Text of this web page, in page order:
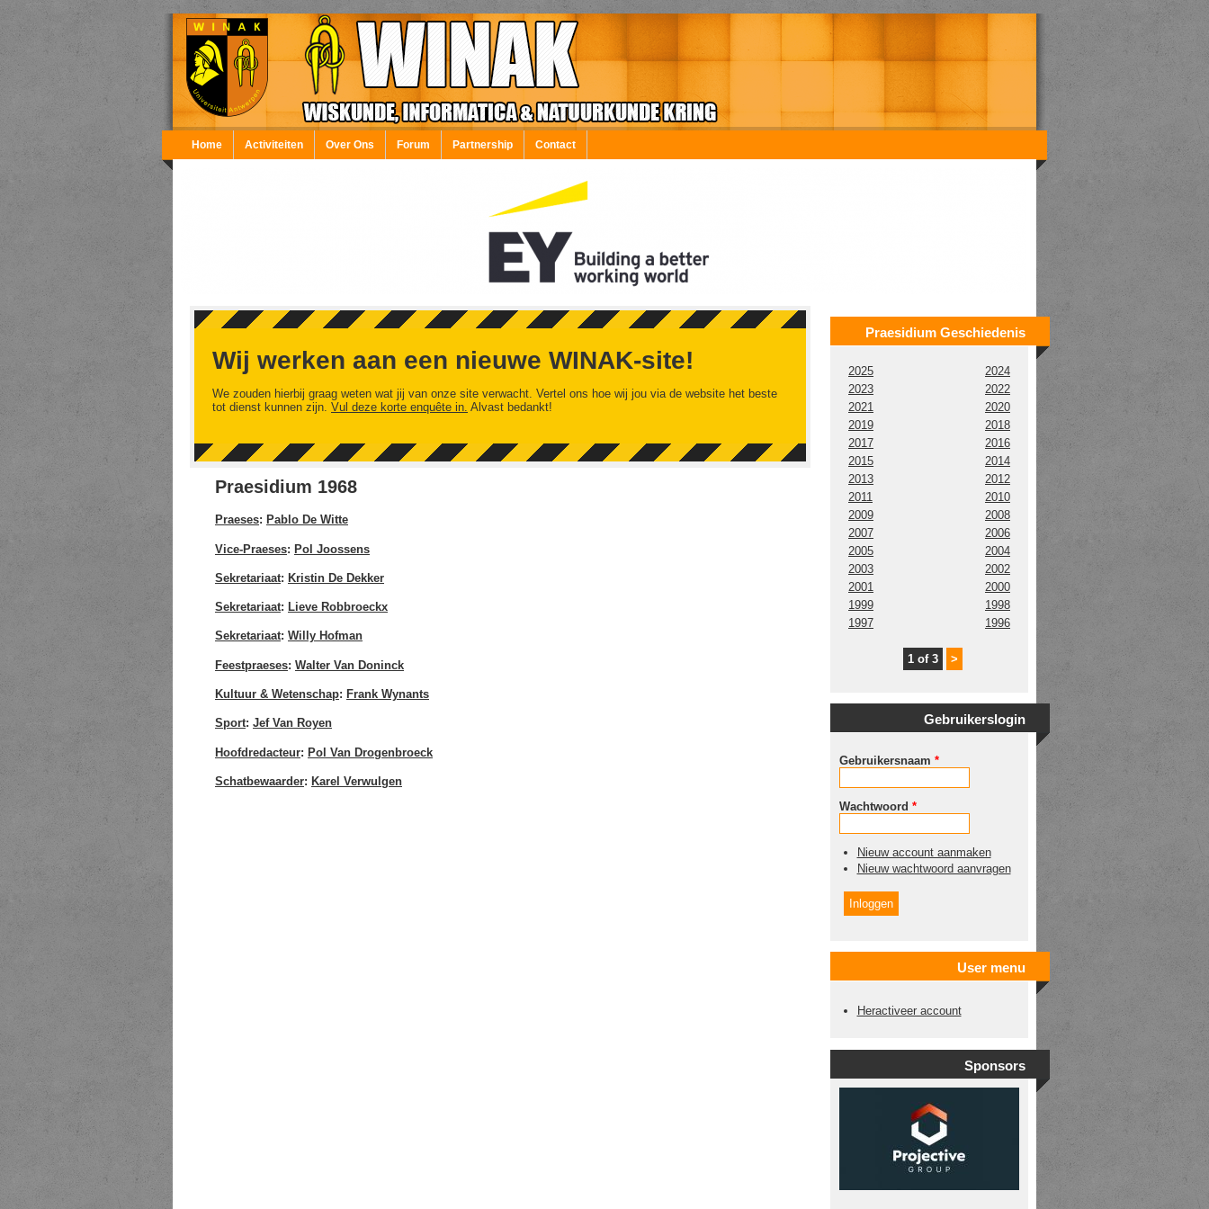
Overslaan en naar de inhoud gaan
Home Activiteiten Over Ons Forum Partnership Contact
Wij werken aan een nieuwe WINAK-site!
We zouden hierbij graag weten wat jij van onze site verwacht. Vertel ons hoe wij jou via de website het beste
tot dienst kunnen zijn. Vul deze korte enquête in. Alvast bedankt!
Praesidium 1968
Praeses: Pablo De Witte
Vice-Praeses: Pol Joossens
Sekretariaat: Kristin De Dekker
Sekretariaat: Lieve Robbroeckx
Sekretariaat: Willy Hofman
Feestpraeses: Walter Van Doninck
Kultuur & Wetenschap: Frank Wynants
Sport: Jef Van Royen
Hoofdredacteur: Pol Van Drogenbroeck
Schatbewaarder: Karel Verwulgen
Praesidium Geschiedenis
2025
2024
2023
2022
2021
2020
2019
2018
2017
2016
2015
2014
2013
2012
2011
2010
2009
2008
2007
2006
2005
2004
2003
2002
2001
2000
1999
1998
1997
1996
1 of 3 >
Gebruikerslogin
Gebruikersnaam *
Wachtwoord *
Nieuw account aanmaken
Nieuw wachtwoord aanvragen
User menu
Heractiveer account
Sponsors